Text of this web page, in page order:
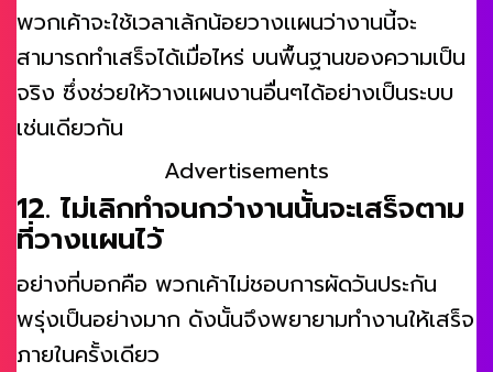
พวกเค้าจะใช้เวลาเล้กน้อยวางเเผนว่างานนี้จะ
สามารถทำเสร็จได้เมื่อไหร่ บนพื้นฐานของความเป็น
จริง ซึ่งช่วยให้วางเเผนงานอื่นๆได้อย่างเป็นระบบ
เช่นเดียวกัน
Advertisements
12. ไม่เลิกทำจนกว่างานนั้นจะเสร็จตาม
ที่วางเเผนไว้
อย่างที่บอกคือ พวกเค้าไม่ชอบการผัดวันประกัน
พรุ่งเป็นอย่างมาก ดังนั้นจึงพยายามทำงานให้เสร็จ
ภายในครั้งเดียว